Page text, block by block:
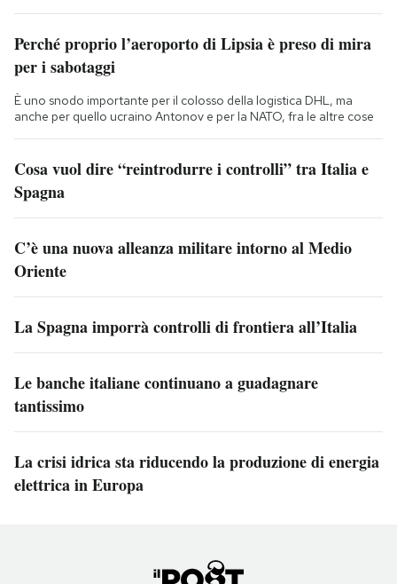
Perché proprio l’aeroporto di Lipsia è preso di mira
per i sabotaggi
È uno snodo importante per il colosso della logistica DHL, ma
anche per quello ucraino Antonov e per la NATO, fra le altre cose
Cosa vuol dire “reintrodurre i controlli” tra Italia e
Spagna
C’è una nuova alleanza militare intorno al Medio
Oriente
La Spagna imporrà controlli di frontiera all’Italia
Le banche italiane continuano a guadagnare
tantissimo
La crisi idrica sta riducendo la produzione di energia
elettrica in Europa